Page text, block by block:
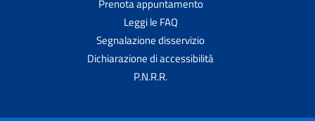
Prenota appuntamento
Leggi le FAQ
Segnalazione disservizio
Dichiarazione di accessibilità
P.N.R.R.